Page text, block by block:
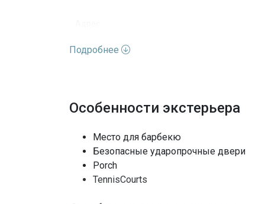
Улица
Вид недвижимости
Этажей
Подробнее
Особенности экстерьера
Место для барбекю
Безопасные ударопрочные двери
Porch
TennisCourts